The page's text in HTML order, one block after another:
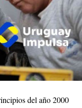
del año 2000